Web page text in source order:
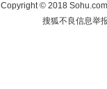
Copyright©2018
搜狐不良信息举